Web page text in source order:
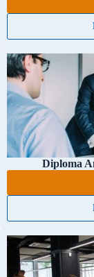
Diploma